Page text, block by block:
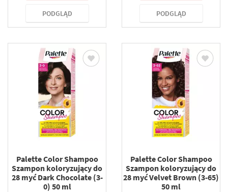
PODGLĄD PODGLĄD
Palette Color Shampoo
Szampon koloryzujący do
28 myć Dark Chocolate (3-
0) 50 ml
Palette Color Shampoo
Szampon koloryzujący do
28 myć Velvet Brown (3-65)
50 ml